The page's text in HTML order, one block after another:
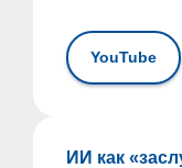
YouTube
ИИ как